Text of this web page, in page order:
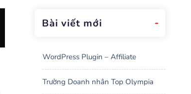
Bài viết mới
WordPress Plugin – Affiliate
Trường Doanh nhân Top Olympia